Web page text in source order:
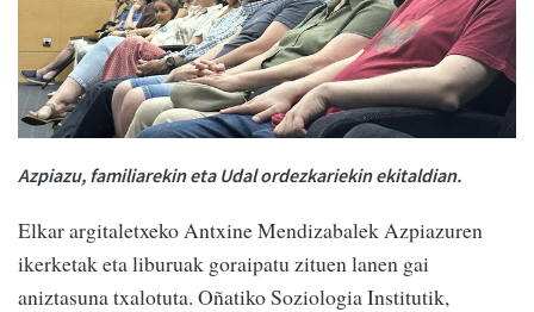
Azpiazu, familiarekin eta Udal ordezkariekin ekitaldian.
Elkar argitaletxeko Antxine Mendizabalek Azpiazuren
ikerketak eta liburuak goraipatu zituen lanen gai
aniztasuna txalotuta. Oñatiko Soziologia Institutik,